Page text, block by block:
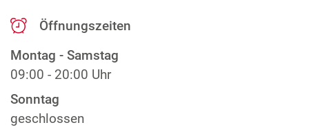
Öffnungszeiten
Montag - Samstag
09:00 - 20:00 Uhr
Sonntag
geschlossen